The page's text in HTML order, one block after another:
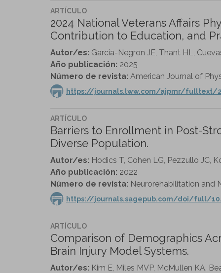
ARTÍCULO
2024 National Veterans Affairs
Contribution to Education, and
Autor/es: Garcia-Negron JE, Thant HL,
Año publicación: 2025
Número de revista: American Journal of
https://journals.lww.com/ajpmr/fulltext/
ARTÍCULO
Barriers to Enrollment in Post-
Diverse Population.
Autor/es: Hodics T, Cohen LG, Pezzullo JC,
Año publicación: 2022
Número de revista: Neurorehabilitation and
https://journals.sagepub.com/doi/full/
ARTÍCULO
Comparison of Demographics
Brain Injury Model Systems.
Autor/es: Kim E, Miles MVP, McMullen KA,